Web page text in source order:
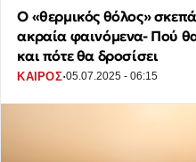
Ο «θερμικός θόλος»
ακραία φαινόμενα- Πού
και πότε θα δροσίσει
ΚΑΙΡΟΣ·05.07.2025 - 06:15